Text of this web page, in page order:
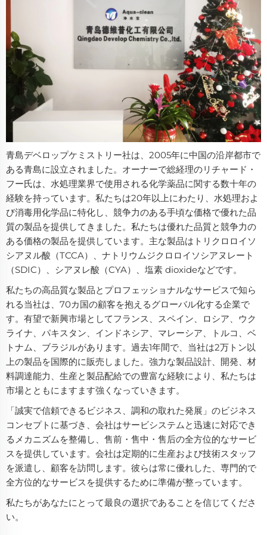
青島デベロップケミストリー社は、2005年に中国の沿岸都市で
ある青島に設立されました。オーナーで総経理のリチャード・
フー氏は、水処理業界で使用される化学薬品に関する数十年の
経験を持っています。私たちは20年以上にわたり、水処理およ
び消毒用化学品に特化し、競争力のある手頃な価格で優れた品
質の製品を提供してきました。私たちは優れた品質と競争力の
ある価格の製品を提供しています。主な製品はトリクロロイソ
シアヌル酸（TCCA）、ナトリウムジクロロイソシアヌレート
（SDIC）、シアヌレ酸（CYA）、塩素 dioxideなどです。
私たちの高品質な製品とプロフェッショナルなサービスで知ら
れる当社は、70カ国の顧客を抱えるグローバル化する企業で
す。有望で新興市場としてフランス、スペイン、ロシア、ウク
ライナ、パキスタン、インドネシア、マレーシア、トルコ、ベ
トナム、ブラジルがあります。過去1年間で、当社は2万トン以
上の製品を国際的に販売しました。強力な製品設計、開発、材
料調達能力、生産と製品配給での豊富な経験により、私たちは
市場とともにますます強くなっていきます。
「誠実で信頼できるビジネス、調和の取れた発展」のビジネス
コンセプトに基づき、会社はサービシステムと迅速に対応でき
るメカニズムを整備し、售前・售中・售后の全方位的なサービ
スを提供しています。会社は定期的に生産および技術スタッフ
を派遣し、顧客を訪問します。彼らは常に優れした、専門的で
全方位的なサービスを提供するために準備が整っています。
私たちがあなたにとって最良の選択であることを信じてくださ
い。